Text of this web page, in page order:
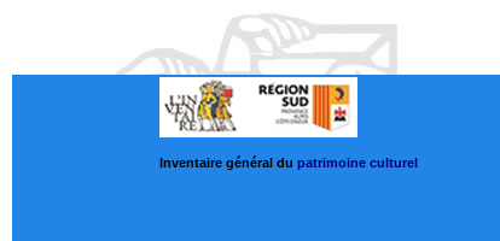
Inventaire général du patrimoine culturel